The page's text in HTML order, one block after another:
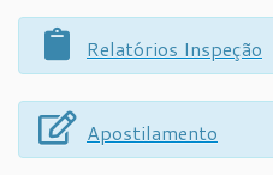
Relatórios Inspeção
Apostilamento